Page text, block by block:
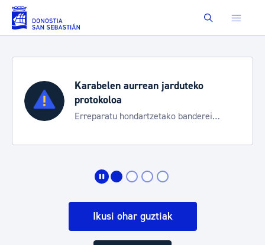
Eduki nagusira joan Buscar
Karabelen aurrean jarduteko
protokoloa
Erreparatu hondartzetako banderei
Ikusi ohar guztiak